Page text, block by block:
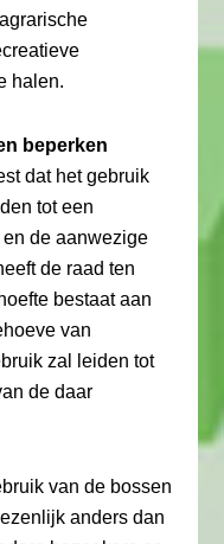
halen.
beperken
dat het gebruik
tot een
de aanwezige
de raad ten
bestaat aan
van
zal leiden tot
de daar
van de bossen
anders dan